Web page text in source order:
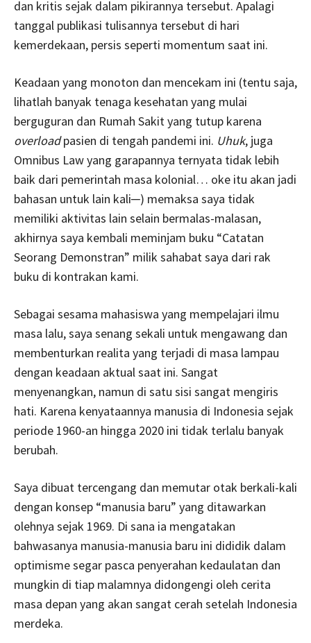
dan kritis sejak dalam pikirannya tersebut. Apalagi
tanggal publikasi tulisannya tersebut di hari
kemerdekaan, persis seperti momentum saat ini.
Keadaan yang monoton dan mencekam ini (tentu saja,
lihatlah banyak tenaga kesehatan yang mulai
berguguran dan Rumah Sakit yang tutup karena
overloadpasien di tengah pandemi ini. Uhuk, juga
Omnibus Law yang garapannya ternyata tidak lebih
baik dari pemerintah masa kolonial… oke itu akan jadi
bahasan untuk lain kali─) memaksa saya tidak
memiliki aktivitas lain selain bermalas-malasan,
akhirnya saya kembali meminjam buku “Catatan
Seorang Demonstran” milik sahabat saya dari rak
buku di kontrakan kami.
Sebagai sesama mahasiswa yang mempelajari ilmu
masa lalu, saya senang sekali untuk mengawang dan
membenturkan realita yang terjadi di masa lampau
dengan keadaan aktual saat ini. Sangat
menyenangkan, namun di satu sisi sangat mengiris
hati. Karena kenyataannya manusia di Indonesia sejak
periode 1960-an hingga 2020 ini tidak terlalu banyak
berubah.
Saya dibuat tercengang dan memutar otak berkali-kali
dengan konsep “manusia baru” yang ditawarkan
olehnya sejak 1969. Di sana ia mengatakan
bahwasanya manusia-manusia baru ini dididik dalam
optimisme segar pasca penyerahan kedaulatan dan
mungkin di tiap malamnya didongengi oleh cerita
masa depan yang akan sangat cerah setelah Indonesia
merdeka.